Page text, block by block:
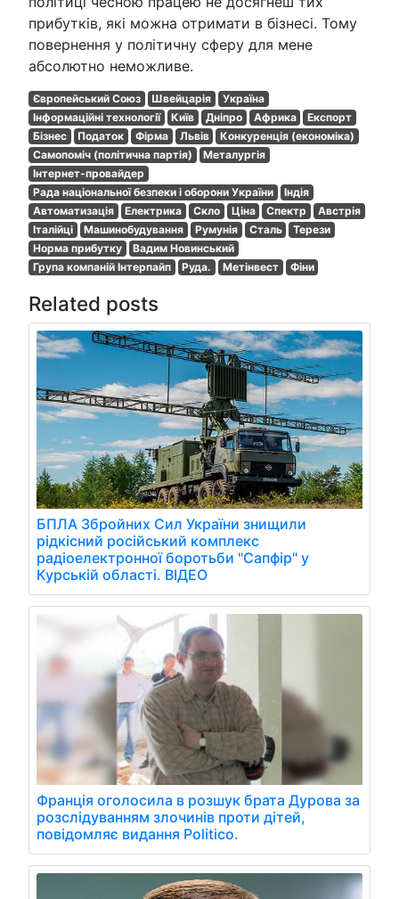
прибутків, які можна отримати в бізнесі. Тому
повернення у політичну сферу для мене
абсолютно неможливе.
Європейський Союз Швейцарія
Україна
Інформаційні технології
Київ Дніпро Африка
Експорт
Бізнес
Податок Фірма Львів
Конкуренція (економіка)
Самопоміч (політична партія)
Металургія
Інтернет-провайдер
Рада національної безпеки і оборони України
Індія
Автоматизація
Електрика Скло Ціна Спектр
Австрія
Італійці
Машинобудування Румунія Сталь
Терези
Норма прибутку
Вадим Новинський
Група компаній Інтерпайп
Руда. Метінвест Фіни
Related posts
БПЛА Збройних Сил України знищили
рідкісний російський комплекс
радіоелектронної боротьби "Сапфір" у
Курській області. ВІДЕО
Франція оголосила в розшук брата Дурова за
розслідуванням злочинів проти дітей,
повідомляє видання Politico.